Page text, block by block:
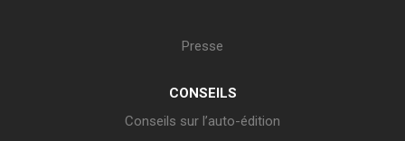
Presse
CONSEILS
Conseils sur l’auto-édition